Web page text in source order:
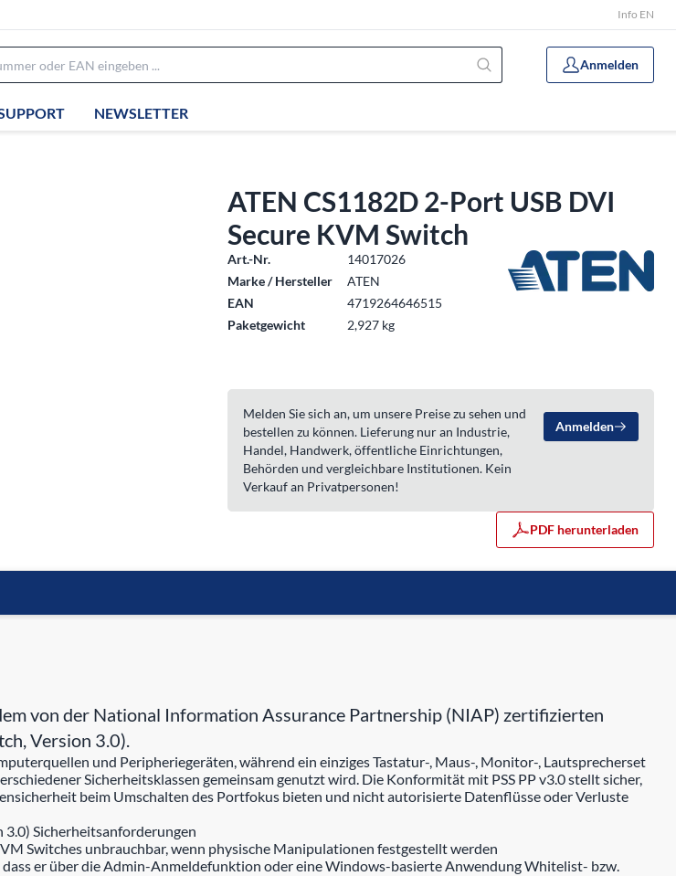
Info EN
Anmelden
NEWSLETTER
ATEN CS1182D 2-Port USB DVI
Secure KVM Switch
Art.-Nr.
14017026
Marke / Hersteller
ATEN
EAN
4719264646515
Paketgewicht
2,927 kg
Melden Sie sich an, um unsere Preise zu sehen und
bestellen zu können. Lieferung nur an Industrie,
Handel, Handwerk, öffentliche Einrichtungen,
Behörden und vergleichbare Institutionen. Kein
Verkauf an Privatpersonen!
Anmelden
PDF herunterladen
von der National Information Assurance Partnership (NIAP) zertifizierten
Version 3.0).
und Peripheriegeräten, während ein einziges Tastatur-, Maus-, Monitor-, Lautsprecherset
Sicherheitsklassen gemeinsam genutzt wird. Die Konformität mit PSS PP v3.0 stellt sicher,
beim Umschalten des Portfokus bieten und nicht autorisierte Datenflüsse oder Verluste
3.0) Sicherheitsanforderungen
Switches unbrauchbar, wenn physische Manipulationen festgestellt werden
er über die Admin-Anmeldefunktion oder eine Windows-basierte Anwendung Whitelist- bzw.